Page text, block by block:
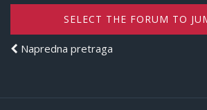
SELECT THE FORUM TO
Napredna pretraga